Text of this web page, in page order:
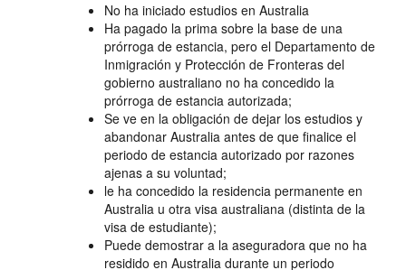
No ha iniciado estudios en Australia
Ha pagado la prima sobre la base de una
prórroga de estancia, pero el Departamento de
Inmigración y Protección de Fronteras del
gobierno australiano no ha concedido la
prórroga de estancia autorizada;
Se ve en la obligación de dejar los estudios y
abandonar Australia antes de que finalice el
periodo de estancia autorizado por razones
ajenas a su voluntad;
le ha concedido la residencia permanente en
Australia u otra visa australiana (distinta de la
visa de estudiante);
Puede demostrar a la aseguradora que no ha
residido en Australia durante un periodo